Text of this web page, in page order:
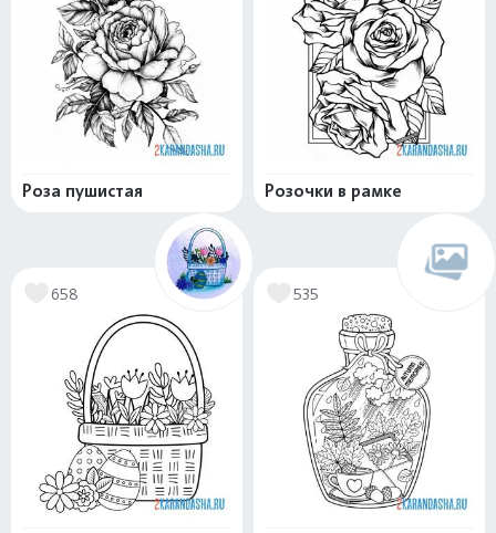
Роза пушистая Розочки в рамке
658 535